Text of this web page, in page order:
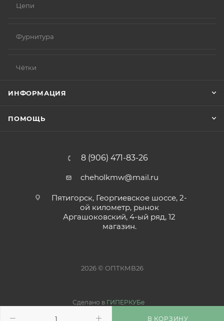
В КОРЗИНУ
Цепи
Фурнитура
Чётки
ИНФОРМАЦИЯ
ПОМОЩЬ
8 (906) 471-83-26
cheholkmw@mail.ru
Пятигорск, Георгиевское шоссе, 2-
ой километр, рынок
Аргашоковский, 4-ый ряд, 12
магазин.
2026 © ОПТКМВ26
Сделано в ГИПЕРКУБе